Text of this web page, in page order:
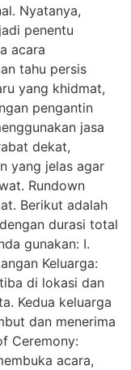
Nyatanya,
penentu
acara
tahu persis
yang khidmat,
pengantin
jasa
dekat,
yang jelas agar
Rundown
Berikut adalah
durasi total
gunakan: I.
Keluarga:
di lokasi dan
Kedua keluarga
dan menerima
Ceremony:
acara,